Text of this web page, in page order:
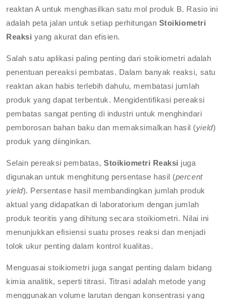
reaktan A untuk menghasilkan satu mol produk B. Rasio ini
adalah peta jalan untuk setiap perhitungan Stoikiometri
Reaksi yang akurat dan efisien.
Salah satu aplikasi paling penting dari stoikiometri adalah
penentuan pereaksi pembatas. Dalam banyak reaksi, satu
reaktan akan habis terlebih dahulu, membatasi jumlah
produk yang dapat terbentuk. Mengidentifikasi pereaksi
pembatas sangat penting di industri untuk menghindari
pemborosan bahan baku dan memaksimalkan hasil (yield)
produk yang diinginkan.
Selain pereaksi pembatas,Stoikiometri Reaksi juga
digunakan untuk menghitung persentase hasil (percent
yield). Persentase hasil membandingkan jumlah produk
aktual yang didapatkan di laboratorium dengan jumlah
produk teoritis yang dihitung secara stoikiometri. Nilai ini
menunjukkan efisiensi suatu proses reaksi dan menjadi
tolok ukur penting dalam kontrol kualitas.
Menguasai stoikiometri juga sangat penting dalam bidang
kimia analitik, seperti titrasi. Titrasi adalah metode yang
menggunakan volume larutan dengan konsentrasi yang